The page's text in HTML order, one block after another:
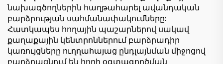
նախագծողներին հաղթահարել ավանդական
բարձրության սահմանափակումները:
Հատկապես հողային պաշարներով սակավ
քաղաքային կենտրոններում բարձրադիր
կառույցները ուղղահայաց ընդլայնման միջոցով